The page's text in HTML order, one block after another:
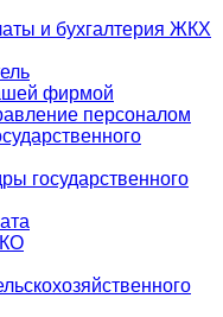
и бухгалтерия ЖКХ
фирмой
персоналом
государственного